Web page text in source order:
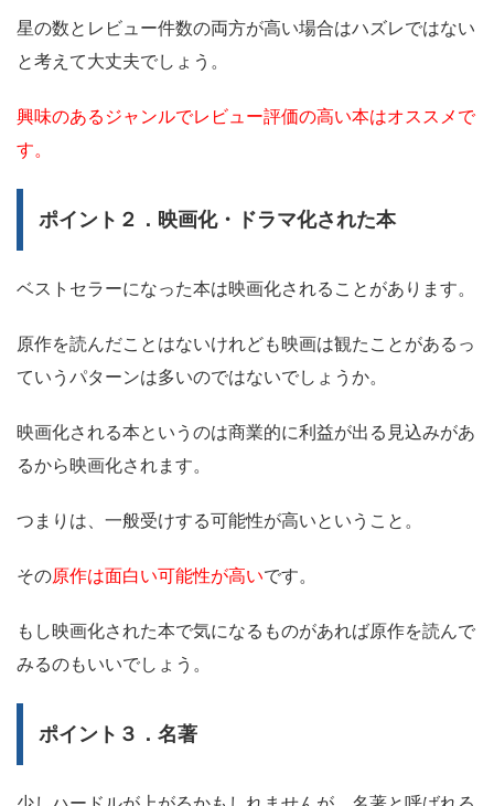
星の数とレビュー件数の両方が高い場合はハズレではない
と考えて大丈夫でしょう。
興味のあるジャンルでレビュー評価の高い本はオススメで
す。
ポイント２．映画化・ドラマ化された本
ベストセラーになった本は映画化されることがあります。
原作を読んだことはないけれども映画は観たことがあるっ
ていうパターンは多いのではないでしょうか。
映画化される本というのは商業的に利益が出る見込みがあ
るから映画化されます。
つまりは、一般受けする可能性が高いということ。
その原作は面白い可能性が高いです。
もし映画化された本で気になるものがあれば原作を読んで
みるのもいいでしょう。
ポイント３．名著